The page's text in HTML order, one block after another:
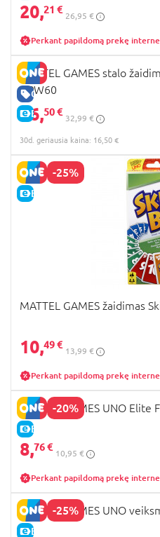
20,21 €
26,95 €
Perkant papildomą prekę
GERA KAINA
E-KAINA
MATTEL GAMES stalo
HPW60
16,50 €
32,99 €
30d. geriausia kaina: 16,50 €
-25%
E-KAINA
MATTEL GAMES žaidimas
10,49 €
13,99 €
Perkant papildomą prekę
-20%
E-KAINA
MATTEL GAMES UNO Elite
8,76 €
10,95 €
Perkant papildomą prekę
-25%
E-KAINA
MATTEL GAMES UNO